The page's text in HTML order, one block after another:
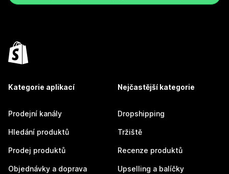
Kategorie aplikací
Prodejní kanály
Hledání produktů
Prodej produktů
Objednávky a doprava
Nejčastější kategorie
Dropshipping
Tržiště
Recenze produktů
Upselling a balíčky